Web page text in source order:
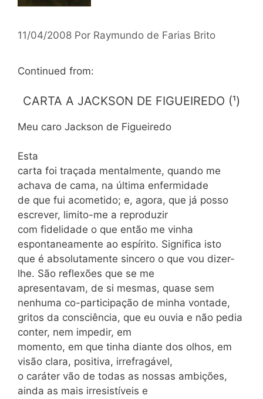
11/04/2008 Por Raymundo de Farias Brito
Continued from:
CARTA A JACKSON DE FIGUEIREDO (¹)
Meu caro Jackson de Figueiredo
Esta
carta foi traçada mentalmente, quando me
achava de cama, na última enfermidade
de que fui acometido; e, agora, que já posso
escrever, limito-me a reproduzir
com fidelidade o que então me vinha
espontaneamente ao espírito. Significa isto
que é absolutamente sincero o que vou dizer-
lhe. São reflexões que se me
apresentavam, de si mesmas, quase sem
nenhuma co-participação de minha vontade,
gritos da consciência, que eu ouvia e não pedia
conter, nem impedir, em
momento, em que tinha diante dos olhos, em
visão clara, positiva, irrefragável,
o caráter vão de todas as nossas ambições,
ainda as mais irresistíveis e